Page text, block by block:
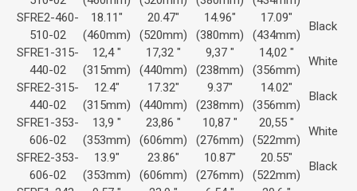
SFRE2-460-
510-02
18.11"
(460mm)
20.47"
(520mm)
14.96"
(380mm)
17.09"
(434mm)
Black
SFRE1-315-
440-02
12,4 "
(315mm)
17,32 "
(440mm)
9,37 "
(238mm)
14,02 "
(356mm)
White
SFRE2-315-
440-02
12.4"
(315mm)
17.32"
(440mm)
9.37"
(238mm)
14.02"
(356mm)
Black
SFRE1-353-
606-02
13,9 "
(353mm)
23,86 "
(606mm)
10,87 "
(276mm)
20,55 "
(522mm)
White
SFRE2-353-
606-02
13.9"
(353mm)
23.86"
(606mm)
10.87"
(276mm)
20.55"
(522mm)
Black